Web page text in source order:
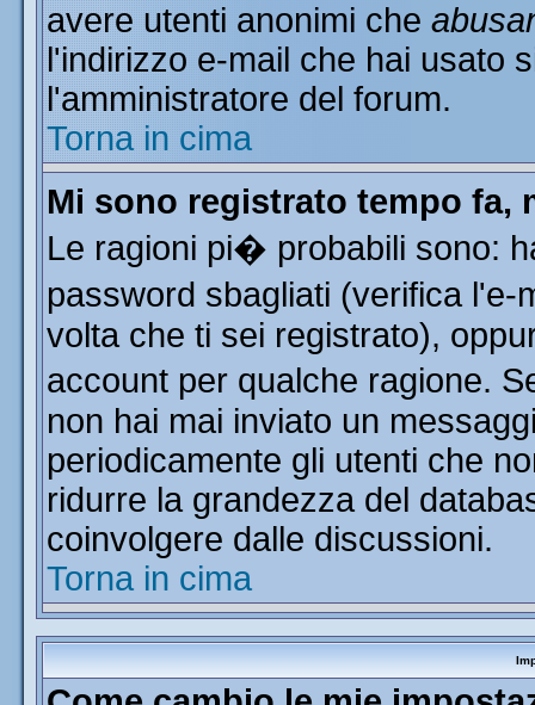
avere utenti anonimi che
l'indirizzo e-mail che hai usato
l'amministratore del forum.
Torna in cima
Mi sono registrato tempo
Le ragioni pi� probabili sono:
password sbagliati (verifica
volta che ti sei registrato),
account per qualche ragione.
non hai mai inviato un
periodicamente gli utenti che
ridurre la grandezza del
coinvolgere dalle discussioni.
Torna in cima